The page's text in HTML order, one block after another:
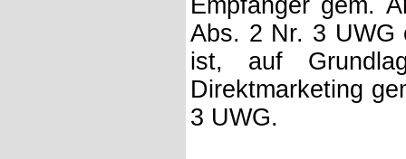
Empfänger gem.
Abs. 2 Nr. 3 UWG
ist, auf
Direktmarketing
3 UWG.